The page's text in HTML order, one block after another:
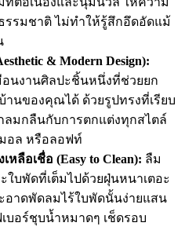
รรมชาติ ไม่ทำให้รู้สึกอึดอัดแม้
& Modern Design):
อนงานศิลปะชิ้นหนึ่งที่ช่วยยก
านของคุณได้ ด้วยรูปทรงที่เรียบ
ลมกลืนกับการตกแต่งทุกสไตล์
อล หรือลอฟท์
ลือเชื่อ (Easy to Clean): ลืม
บพัดที่เต็มไปด้วยฝุ่นหนาเตอะ
อาดพัดลมไร้ใบพัดนั้นง่ายแสน
เบอร์ชุบน้ำหมาดๆ เช็ดรอบ